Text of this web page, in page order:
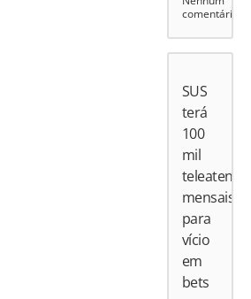
comentário
SUS
terá
100
mil
mensais
para
vício
em
bets